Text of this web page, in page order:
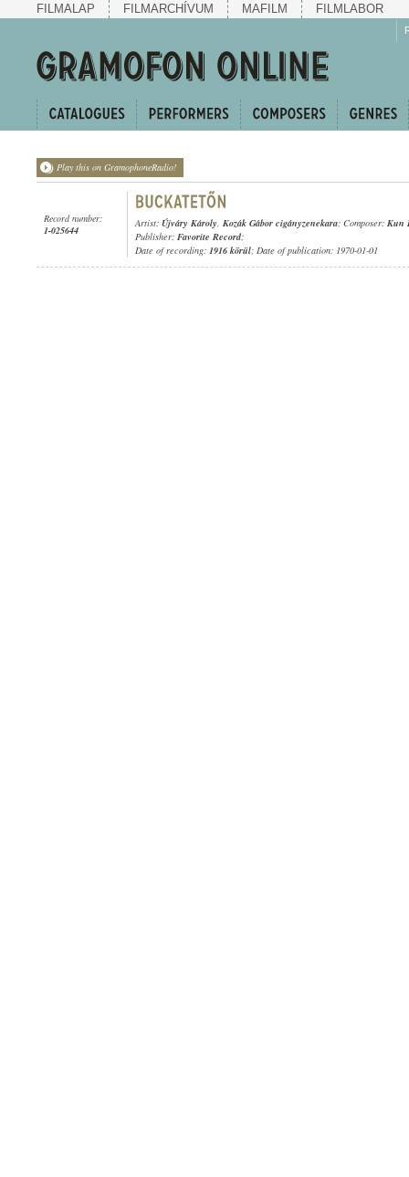
FILMALAP FILMARCHÍVUM MAFILM FILMLABOR
Play this on GramophoneRadio!
Record number:
1-025644
Artist: Újváry Károly, Kozák Gábor cigányzenekara; Composer: Kun
Publisher: Favorite Record;
Date of recording: 1916 körül; Date of publication: 1970-01-01